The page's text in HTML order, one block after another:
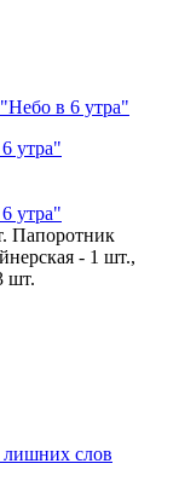
утра"
утра"
Папоротник
- 1 шт.,
шт.